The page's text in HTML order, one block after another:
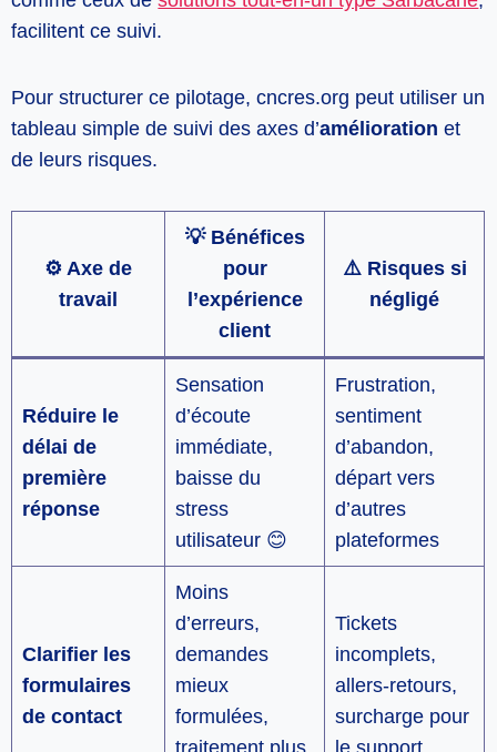
facilitent ce suivi.
Pour structurer ce pilotage, cncres.org peut utiliser un
tableau simple de suivi des axes d’amélioration et
de leurs risques.
⚙️ Axe de
travail
💡 Bénéfices
pour
l’expérience
client
⚠️ Risques si
négligé
Réduire le
délai de
première
réponse
Sensation
d’écoute
immédiate,
baisse du
stress
utilisateur 😊
Frustration,
sentiment
d’abandon,
départ vers
d’autres
plateformes
Clarifier les
formulaires
de contact
Moins
d’erreurs,
demandes
mieux
formulées,
traitement plus
Tickets
incomplets,
allers-retours,
surcharge pour
le support